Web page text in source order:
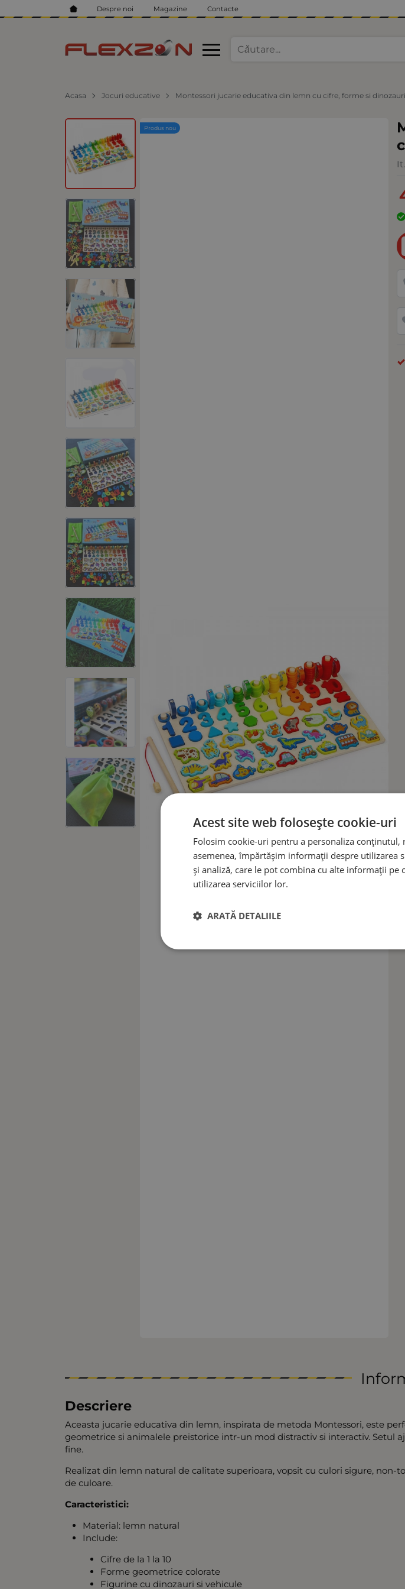
Despre noi Magazine Contacte
Acasa Jocuri educative Montessori jucarie educativa din lemn cu cifre, forme si dinozauri
Produs nou
Descriere
Aceasta jucarie educativa din lemn, inspirata de metoda Montessori, este
geometrice si animalele preistorice intr-un mod distractiv si interactiv. Setul
fine.
Realizat din lemn natural de calitate superioara, vopsit cu culori sigure,
de culoare.
Caracteristici:
Material: lemn natural
Include:
Cifre de la 1 la 10
Forme geometrice colorate
Figurine cu dinozauri si vehicule
Acest site web folosește cookie-uri
Folosim cookie-uri pentru a personaliza conținutul,
asemenea, împărtășim informații despre
și analiză, care le pot combina cu alte informații pe
utilizarea serviciilor lor.
ARATĂ DETALIILE